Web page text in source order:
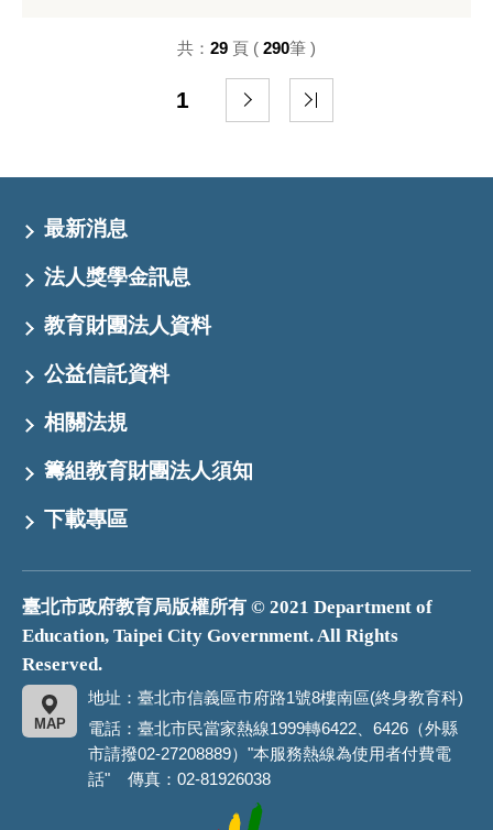
1
共： 29 頁 ( 290筆 )
最新消息
法人獎學金訊息
教育財團法人資料
公益信託資料
相關法規
籌組教育財團法人須知
下載專區
臺北市政府教育局版權所有 © 2021 Department of
Education, Taipei City Government. All Rights
Reserved.
地址：臺北市信義區市府路1號8樓南區(終身教育科)
MAP
電話：臺北市民當家熱線1999轉6422、6426（外縣
市請撥02-27208889）"本服務熱線為使用者付費電
話" 傳真：02-81926038